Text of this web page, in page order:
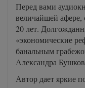
Перед вами
величайшей афере,
20 лет.
«экономические
банальным
Александра
Автор дает яркие